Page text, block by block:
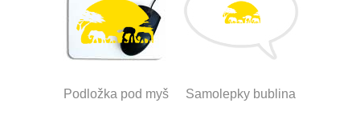
Podložka pod myš Samolepky bublina